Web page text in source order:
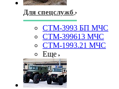
Для спецслужб
СТМ-3993 БП МЧС
СТМ-399613 МЧС
СТМ-1993.21 МЧС
Еще